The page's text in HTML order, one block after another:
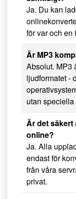
Ja. Du kan
för var och en
Är MP3
Absolut. MP3
ljudformatet -
utan speciella
Är det säkert
online?
Ja. Alla
endast för
från våra
privat.